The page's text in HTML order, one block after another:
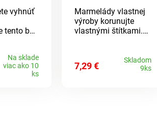
vyhnúť
tento box
pri
Na sklade
viac ako 10
ks
Marmelády vlastnej
výroby korunujte
vlastnými štítkami.
7,29 €
Skladom
9ks